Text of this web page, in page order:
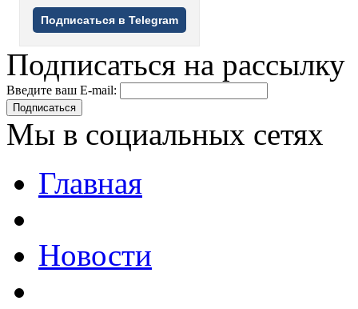
Подписаться в Telegram
Подписаться на рассылку
Введите ваш E-mail:
Подписаться
Мы в социальных сетях
Главная
Новости